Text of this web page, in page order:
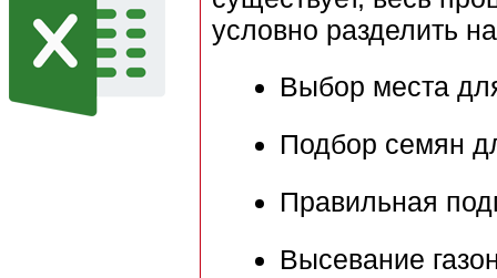
условно разделить
Выбор места
Подбор семян
Правильная
Высевание